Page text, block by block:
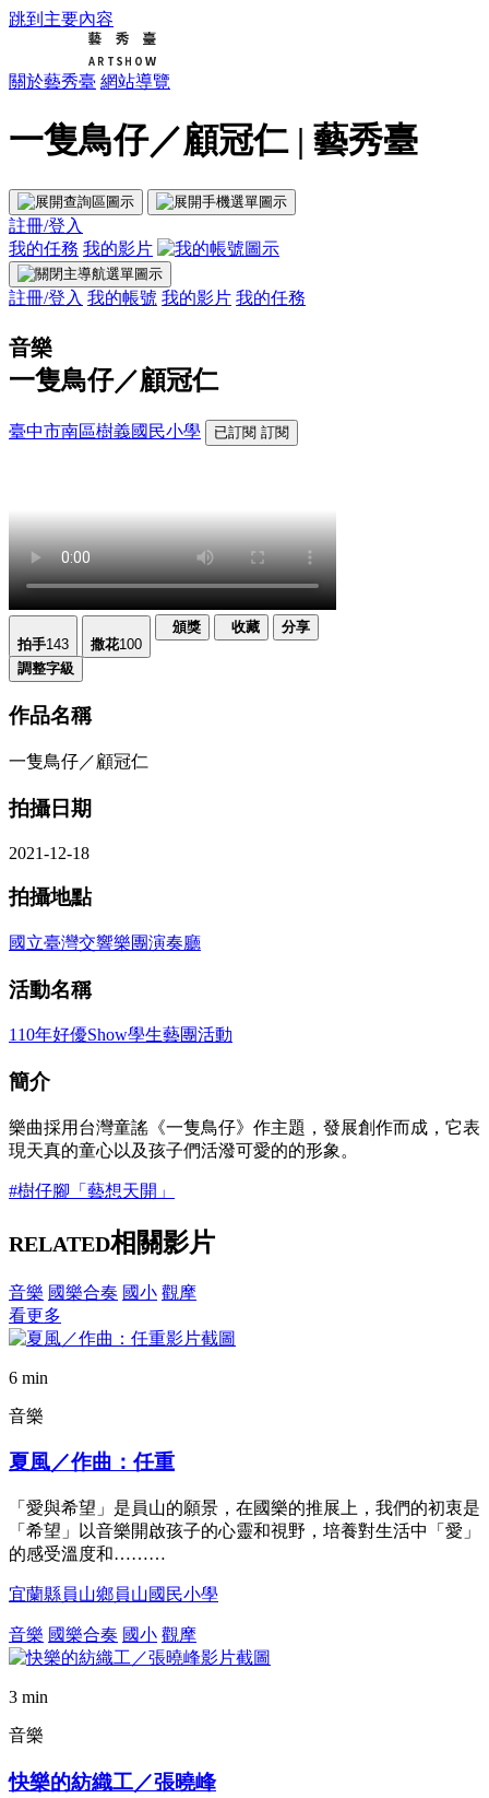
跳到主要內容
關於藝秀臺 網站導覽
一隻鳥仔／顧冠仁 | 藝秀臺
註冊/登入
我的任務 我的影片
註冊/登入 我的帳號 我的影片 我的任務
音樂
一隻鳥仔／顧冠仁
臺中市南區樹義國民小學 已訂閱 訂閱
拍手143 撒花100
頒獎 收藏 分享
調整字級
作品名稱
一隻鳥仔／顧冠仁
拍攝日期
2021-12-18
拍攝地點
國立臺灣交響樂團演奏廳
活動名稱
110年好優Show學生藝團活動
簡介
樂曲採用台灣童謠《一隻鳥仔》作主題，發展創作而成，它表
現天真的童心以及孩子們活潑可愛的的形象。
#樹仔腳「藝想天開」
RELATED相關影片
音樂 國樂合奏 國小 觀摩
看更多
6 min
音樂
夏風／作曲：任重
「愛與希望」是員山的願景，在國樂的推展上，我們的初衷是
「希望」以音樂開啟孩子的心靈和視野，培養對生活中「愛」
的感受溫度和………
宜蘭縣員山鄉員山國民小學
音樂 國樂合奏 國小 觀摩
3 min
音樂
快樂的紡織工／張曉峰